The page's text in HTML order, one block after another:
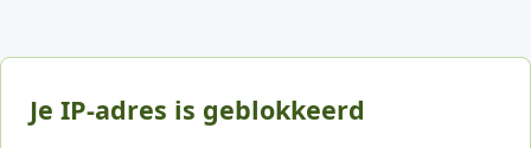
Je IP-adres is geblokkeerd